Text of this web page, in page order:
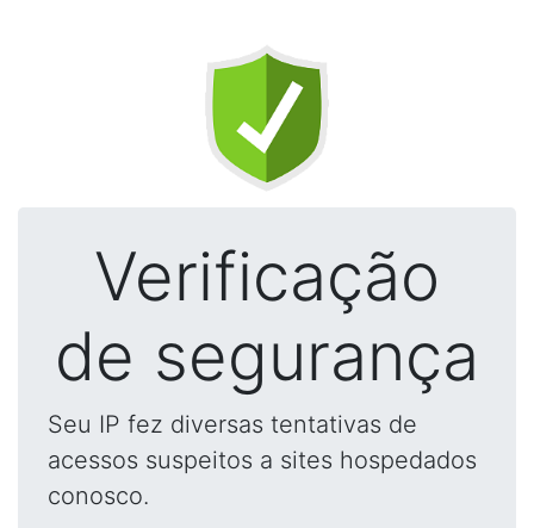
Verificação
de segurança
Seu IP fez diversas tentativas de
acessos suspeitos a sites hospedados
conosco.